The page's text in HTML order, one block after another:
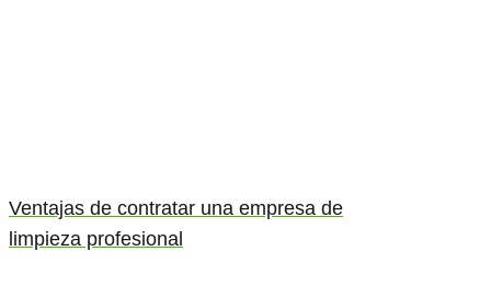
Ventajas de contratar una empresa de
limpieza profesional